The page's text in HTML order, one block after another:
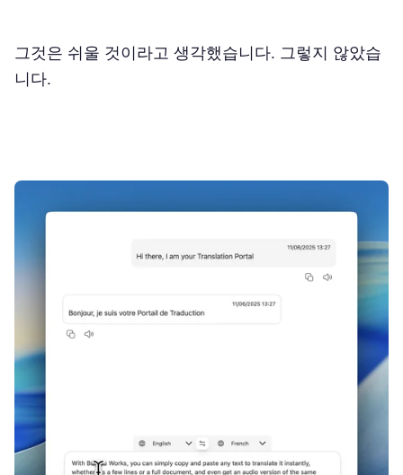
그것은 쉬울 것이라고 생각했습니다. 그렇지 않았습
니다.